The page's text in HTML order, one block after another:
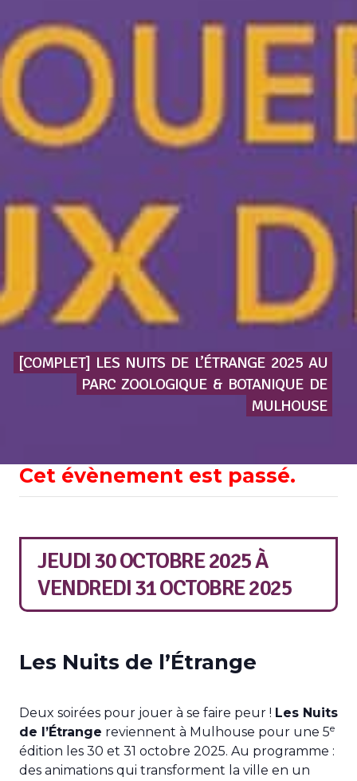
[COMPLET] LES NUITS DE L’ÉTRANGE 2025 AU
PARC ZOOLOGIQUE & BOTANIQUE DE
MULHOUSE
Cet évènement est passé.
JEUDI 30 OCTOBRE 2025À
VENDREDI 31 OCTOBRE 2025
Les Nuits de l’Étrange
Deux soirées pour jouer à se faire peur ! Les Nuits
de l’Étrange reviennent à Mulhouse pour une 5e
édition les 30 et 31 octobre 2025. Au programme :
des animations qui transforment la ville en un